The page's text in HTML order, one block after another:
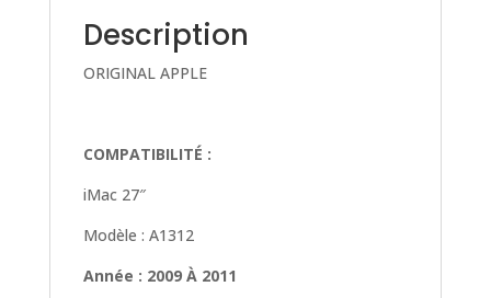
Description
ORIGINAL APPLE
COMPATIBILITÉ :
iMac 27″
Modèle : A1312
Année : 2009 À 2011